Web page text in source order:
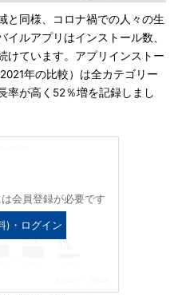
同様、コロナ禍での人々の生
ルアプリはインストール数、
けています。アプリインストー
年の比較）は全カテゴリー
率が高く52％増を記録しまし
会員登録が必要です
)・ログイン